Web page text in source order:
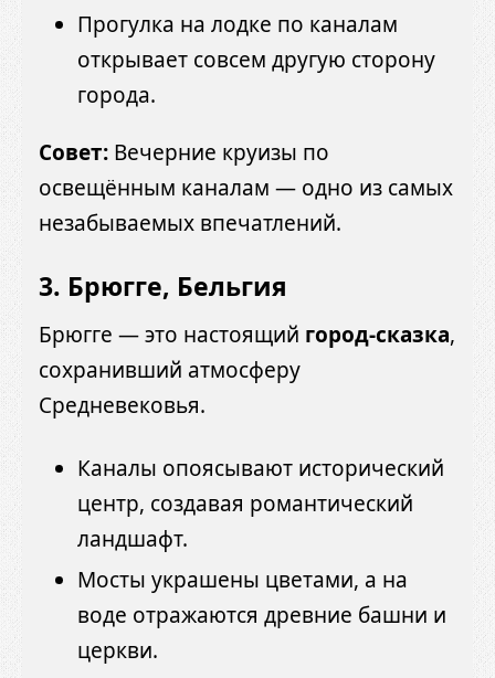
Прогулка на лодке по каналам
открывает совсем другую сторону
города.
Совет: Вечерние круизы по
освещённым каналам — одно из самых
незабываемых впечатлений.
3. Брюгге, Бельгия
Брюгге — это настоящий город-сказка,
сохранивший атмосферу
Средневековья.
Каналы опоясывают исторический
центр, создавая романтический
ландшафт.
Мосты украшены цветами, а на
воде отражаются древние башни и
церкви.